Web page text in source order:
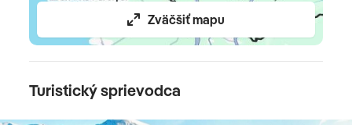
Zväčšiť mapu
Turistický sprievodca